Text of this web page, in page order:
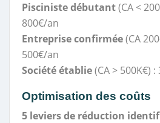
Pisciniste débutant(CA <
800€/an
Entreprise confirmée(CA
500€/an
Société établie(CA > 500K€)
Optimisation des coûts
5 leviers de réduction